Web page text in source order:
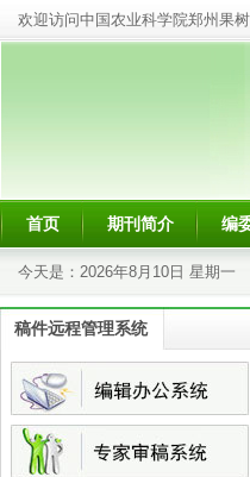
欢迎访问中国农业科学院郑州果
首页 期刊简介 编
今天是： 2026年8月10日 星期一
稿件远程管理系统